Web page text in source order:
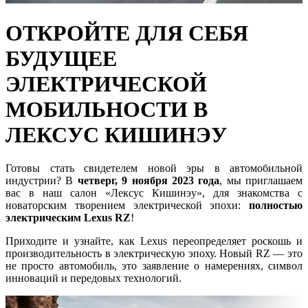
ОТКРОЙТЕ ДЛЯ СЕБЯ
БУДУЩЕЕ
ЭЛЕКТРИЧЕСКОЙ
МОБИЛЬНОСТИ В
ЛЕКСУС КИШИНЭУ
Готовы стать свидетелем новой эры в автомобильной
индустрии? В четверг, 9 ноября 2023 года, мы приглашаем
вас в наш салон «Лексус Кишинэу», для знакомства с
новаторским творением электрической эпохи: полностью
электрическим Lexus RZ!
Приходите и узнайте, как Lexus переопределяет роскошь и
производительность в электрическую эпоху. Новый RZ — это
не просто автомобиль, это заявление о намерениях, символ
инноваций и передовых технологий.